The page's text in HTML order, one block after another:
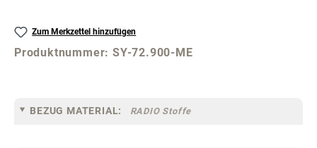
Zum Merkzettel hinzufügen
Produktnummer:SY-72.900-ME
BEZUG MATERIAL: RADIO Stoffe